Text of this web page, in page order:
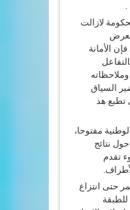
.
لازالت
الأمانة
وملاحظاته
السياق
تطبع هذ
مفتوحا،
نتائج
تقدم
حتى انتزاع